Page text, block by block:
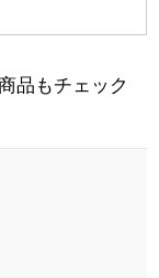
品もチェック